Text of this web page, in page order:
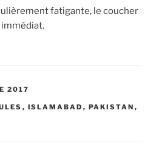
fatigante, le coucher
2017
, ISLAMABAD , PAKISTAN ,